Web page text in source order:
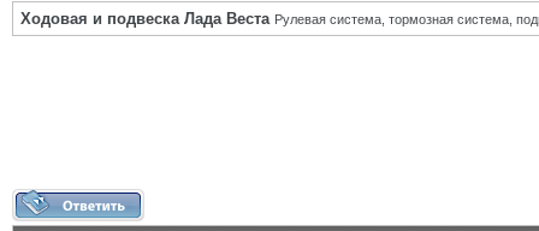
Ходовая и подвеска Лада Веста Рулевая система, тормозная система,